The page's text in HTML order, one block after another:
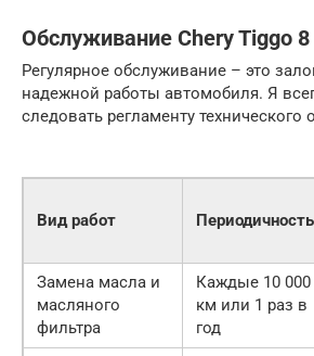
Обслуживание Chery Tiggo 8
Регулярное обслуживание – это
надежной работы автомобиля. Я
следовать регламенту технического
Вид работ Периодичность
Замена масла и
масляного
фильтра
Каждые 10 000
км или 1 раз в
год